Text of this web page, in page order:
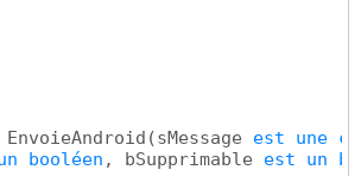
EnvoieAndroid (sMessage est une
booléen , bSupprimable est un